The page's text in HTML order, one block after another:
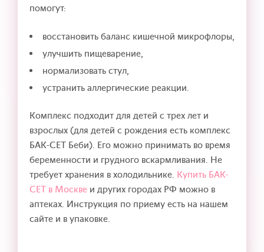
помогут:
восстановить баланс кишечной микрофлоры,
улучшить пищеварение,
нормализовать стул,
устранить аллергические реакции.
Комплекс подходит для детей с трех лет и
взрослых (для детей с рождения есть комплекс
БАК-СЕТ Беби). Его можно принимать во время
беременности и грудного вскармливания. Не
требует хранения в холодильнике. Купить БАК-
СЕТ в Москве и других городах РФ можно в
аптеках. Инструкция по приему есть на нашем
сайте и в упаковке.